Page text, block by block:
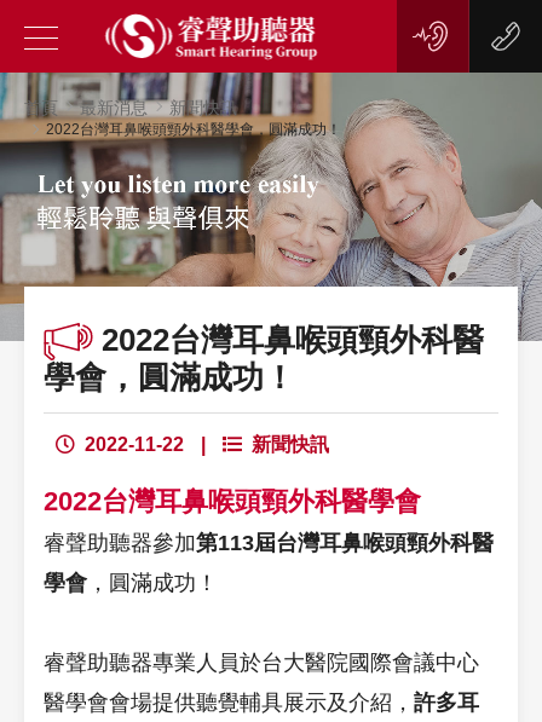
首頁 最新消息 新聞快訊
2022台灣耳鼻喉頭頸外科醫學會，圓滿成功！
2022台灣耳鼻喉頭頸外科醫
學會，圓滿成功！
2022-11-22 新聞快訊
2022台灣耳鼻喉頭頸外科醫學會
睿聲助聽器參加第113屆台灣耳鼻喉頭頸外科醫
學會，圓滿成功！
睿聲助聽器專業人員於台大醫院國際會議中心
醫學會會場提供聽覺輔具展示及介紹， 許多耳